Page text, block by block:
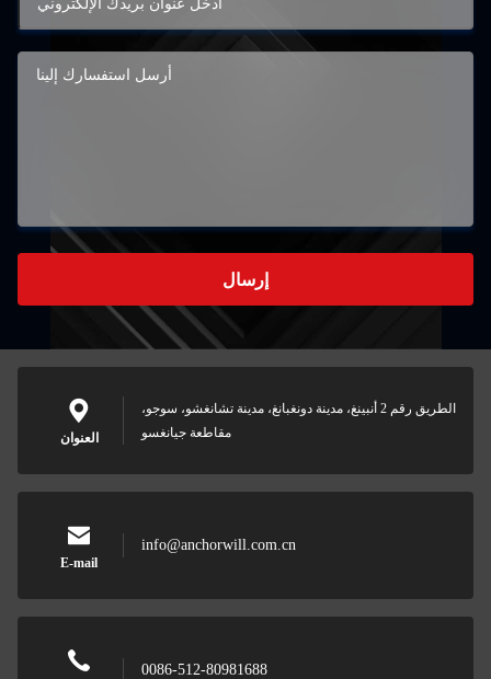
إرسال
العنوان
الطريق رقم 2 أنبينغ، مدينة دونغبانغ، مدينة تشانغشو، سوجو،
مقاطعة جيانغسو
E-mail
info@anchorwill.com.cn
0086-512-80981688